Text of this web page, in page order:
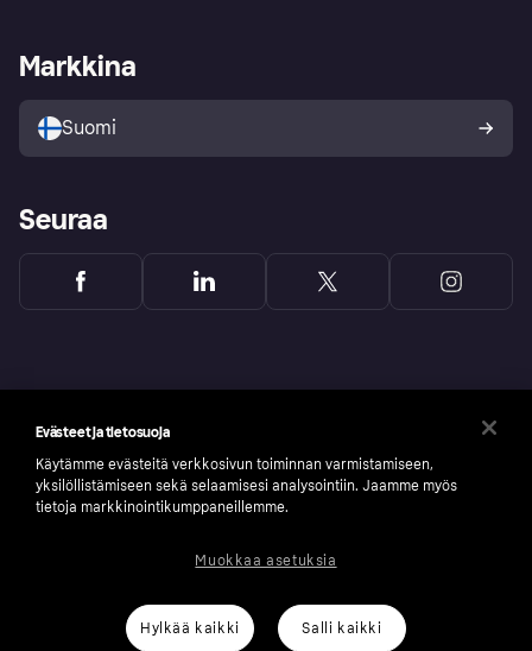
Tutustu kauppoihin
Ostajan turva
Kirjaudu sisään yrityksenä
Markkina
Suomi
Seuraa
number: 556737-0431
Evästeet ja tietosuoja
Käytämme evästeitä verkkosivun toiminnan varmistamiseen,
yksilöllistämiseen sekä selaamisesi analysointiin. Jaamme myös
tietoja markkinointikumppaneillemme.
Hylkää kaikki Salli kaikki
Muokkaa asetuksia